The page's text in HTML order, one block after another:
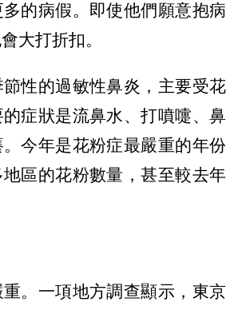
的病假。即使他們願意抱病
大打折扣。
性的過敏性鼻炎，主要受花
症狀是流鼻水、打噴嚏、鼻
今年是花粉症最嚴重的年份
區的花粉數量，甚至較去年
。一項地方調查顯示，東京